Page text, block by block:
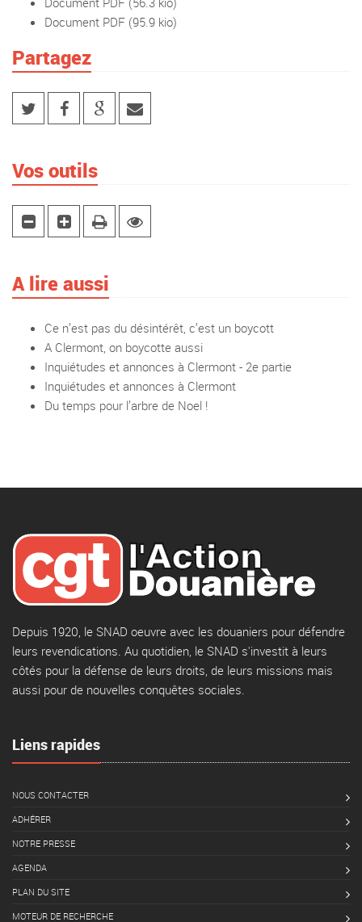
Document PDF (95.9 kio)
Partagez
Vos outils
A lire aussi
Ce n’est pas du désintérêt, c’est un boycott
A Clermont, on boycotte aussi
Inquiétudes et annonces à Clermont - 2e partie
Inquiétudes et annonces à Clermont
Du temps pour l’arbre de Noel !
Depuis 1920, le SNAD oeuvre avec les douaniers pour défendre
leurs revendications. Au quotidien, le SNAD s'investit à leurs
côtés pour la défense de leurs droits, de leurs missions mais
aussi pour de nouvelles conquêtes sociales.
Liens rapides
NOUS CONTACTER
ADHÉRER
NOTRE PRESSE
AGENDA
PLAN DU SITE
MOTEUR DE RECHERCHE